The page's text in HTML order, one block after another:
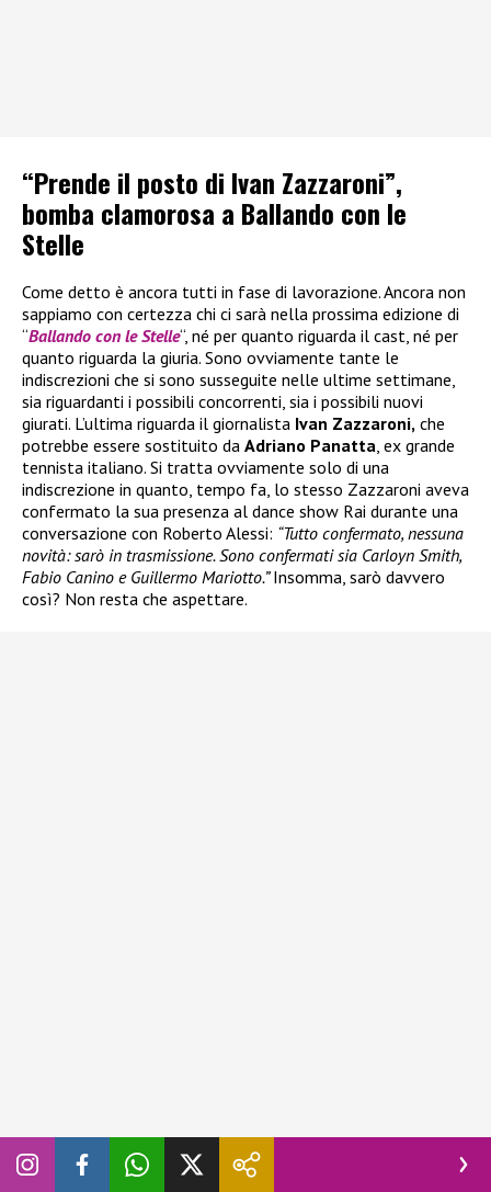
“Prende il posto di Ivan Zazzaroni”,
bomba clamorosa a Ballando con le
Stelle
Come detto è ancora tutti in fase di lavorazione. Ancora non
sappiamo con certezza chi ci sarà nella prossima edizione di
“Ballando con le Stelle“, né per quanto riguarda il cast, né per
quanto riguarda la giuria. Sono ovviamente tante le
indiscrezioni che si sono susseguite nelle ultime settimane,
sia riguardanti i possibili concorrenti, sia i possibili nuovi
giurati. L’ultima riguarda il giornalista Ivan Zazzaroni, che
potrebbe essere sostituito da Adriano Panatta , ex grande
tennista italiano. Si tratta ovviamente solo di una
indiscrezione in quanto, tempo fa, lo stesso Zazzaroni aveva
confermato la sua presenza al dance show Rai durante una
conversazione con Roberto Alessi: “Tutto confermato, nessuna
novità: sarò in trasmissione. Sono confermati sia Carloyn Smith,
Fabio Canino e Guillermo Mariotto.”Insomma, sarò davvero
così? Non resta che aspettare.